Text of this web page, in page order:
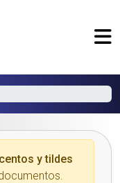
y tildes